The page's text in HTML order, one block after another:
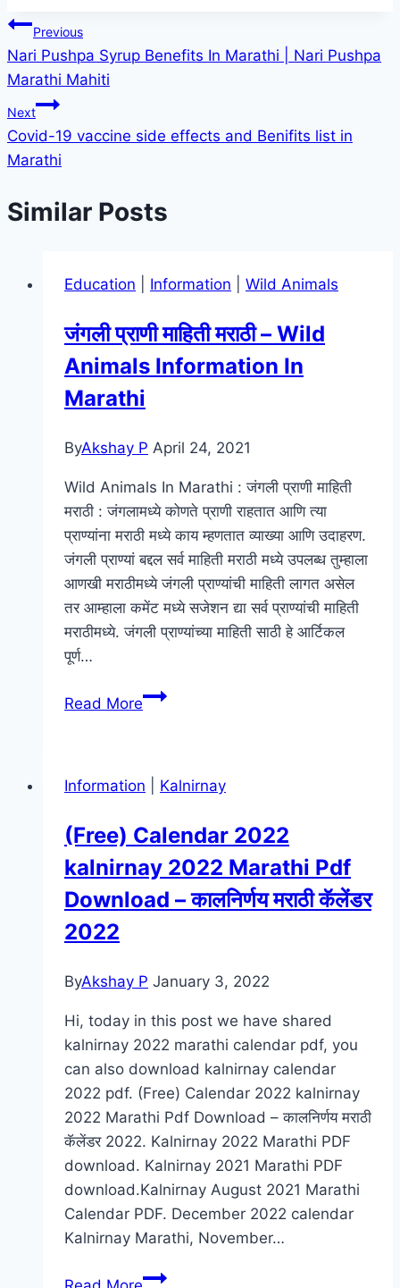
Post
navigation
Previous
Nari Pushpa Syrup Benefits In Marathi | Nari Pushpa
Marathi Mahiti
Next
Covid-19 vaccine side effects and Benifits list in
Marathi
Similar Posts
Education Information Wild Animals
जंगली प्राणी माहिती मराठी – Wild
Animals Information In
Marathi
ByAkshay P April 24, 2021
Wild Animals In Marathi : जंगली प्राणी माहिती
मराठी : जंगलामध्ये कोणते प्राणी राहतात आणि त्या
प्राण्यांना मराठी मध्ये काय म्हणतात व्याख्या आणि उदाहरण.
जंगली प्राण्यां बद्दल सर्व माहिती मराठी मध्ये उपलब्ध तुम्हाला
आणखी मराठीमध्ये जंगली प्राण्यांची माहिती लागत असेल
तर आम्हाला कमेंट मध्ये सजेशन द्या सर्व प्राण्यांची माहिती
मराठीमध्ये. जंगली प्राण्यांच्या माहिती साठी हे आर्टिकल
पूर्ण…
Read Moreजंगली
–
Animals
Information
Marathi
Information Kalnirnay
(Free) Calendar 2022
kalnirnay 2022 Marathi Pdf
Download – कालनिर्णय मराठी कॅलेंडर
2022
ByAkshay P January 3, 2022
Hi, today in this post we have shared
kalnirnay 2022 marathi calendar pdf, you
can also download kalnirnay calendar
2022 pdf. (Free) Calendar 2022 kalnirnay
2022 Marathi Pdf Download – कालनिर्णय मराठी
कॅलेंडर 2022. Kalnirnay 2022 Marathi PDF
download. Kalnirnay 2021 Marathi PDF
download.Kalnirnay August 2021 Marathi
Calendar PDF. December 2022 calendar
Kalnirnay Marathi, November…
(Free)